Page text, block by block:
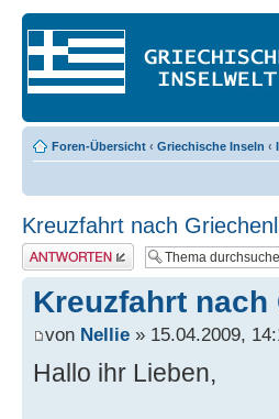
Foren-Übersicht ‹ Griechische Inseln ‹
Kreuzfahrt nach
Antwort erstellen
Kreuzfahrt
von Nellie » 15.04.2009,
Hallo ihr Lieben,